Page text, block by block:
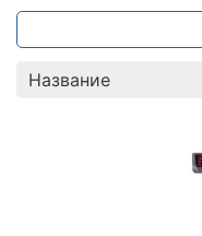
всегда готовы
телефону +7 (800)